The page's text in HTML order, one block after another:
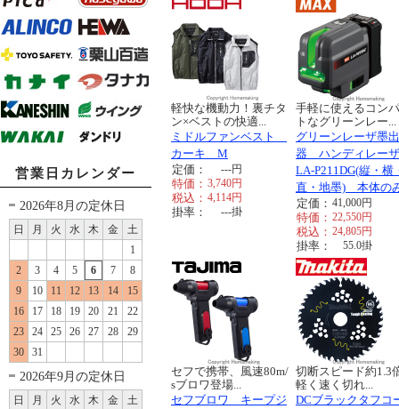
営業日カレンダー
2026年8月の定休日
日 月 火 水 木 金
土
1
2
3 4 5 6 7
8
9
10 11 12 13 14
15
16
17 18 19 20 21
22
23
24 25 26 27 28
29
30
31
2026年9月の定休日
日 月 火 水 木 金
土
軽快な機動力！裏チタ
ン×ベストの快適...
ミドルファンベスト
カーキ M
定価：
---円
特価： 3,740円
税込： 4,114円
掛率： ---掛
手軽に使えるコン
トなグリーンレー...
グリーンレーザ墨出
器 ハンディレ
LA-P211DG(縦・横
直・地墨) 本体の
定価： 41,000円
特価： 22,550円
税込： 24,805円
掛率： 55.0掛
セフで携帯、風速80m/
sブロワ登場...
セフブロワ キープジ
切断スピード約1.3
軽く速く切れ...
DCブラックタフコ